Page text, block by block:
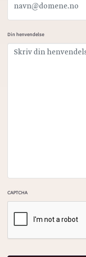
Din henvendelse
CAPTCHA